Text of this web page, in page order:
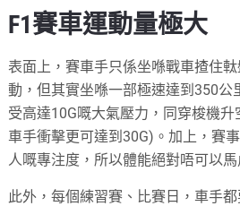
F1賽車運動量極大
表面上，賽車手只係坐喺戰車揸住
動，但其實坐喺一部極速達到350公
受高達10G嘅大氣壓力，同穿梭機
車手衝擊更可達到30G)。加上，賽
人嘅專注度，所以體能絕對唔可以馬
此外，每個練習賽、比賽日，車手